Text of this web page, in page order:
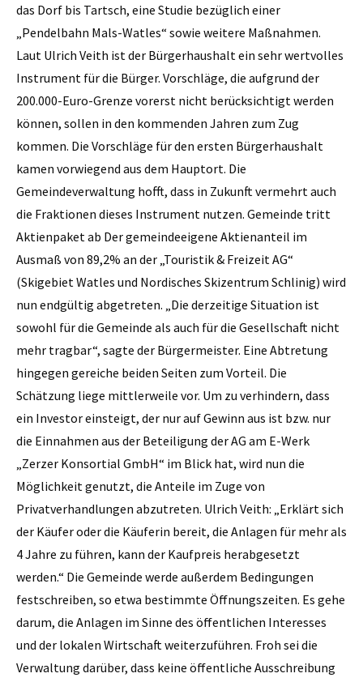
das Dorf bis Tartsch, eine Studie bezüglich einer
„Pendelbahn Mals-Watles“ sowie weitere Maßnahmen.
Laut ­Ulrich Veith ist der Bürgerhaushalt ein sehr wertvolles
Instrument für die Bürger. Vorschläge, die aufgrund der
200.000-Euro-Grenze vorerst nicht berücksichtigt werden
können, sollen in den kommenden Jahren zum Zug
kommen. Die Vorschläge für den ersten Bürgerhaushalt
kamen vorwiegend aus dem Hauptort. Die
Gemeindeverwaltung hofft, dass in Zukunft vermehrt auch
die Fraktionen dieses Instrument nutzen. Gemeinde tritt
Aktienpaket ab Der gemeindeeigene Aktien­anteil im
Ausmaß von 89,2% an der „Touristik & Freizeit AG“
(Skigebiet Watles und Nordisches Skizentrum Schlinig) wird
nun endgültig abgetreten. „Die derzeitige Situation ist
sowohl für die Gemeinde als auch für die Gesellschaft nicht
mehr tragbar“, sagte der Bürgermeister. Eine Abtretung
hingegen gereiche beiden Seiten zum Vorteil. Die
Schätzung liege mittlerweile vor. Um zu verhindern, dass
ein Investor einsteigt, der nur auf Gewinn aus ist bzw. nur
die Einnahmen aus der Beteiligung der AG am E-Werk
„Zerzer Konsortial GmbH“ im Blick hat, wird nun die
Möglichkeit genutzt, die Anteile im Zuge von
Privatverhandlungen abzutreten. Ulrich Veith: „Erklärt sich
der Käufer oder die Käuferin bereit, die Anlagen für mehr als
4 Jahre zu führen, kann der Kaufpreis herabgesetzt
werden.“ Die Gemeinde werde außerdem Bedingungen
festschreiben, so etwa bestimmte Öffnungszeiten. Es gehe
darum, die Anlagen im Sinne des öffentlichen Interesses
und der lokalen Wirtschaft weiterzuführen. Froh sei die
Verwaltung darüber, dass keine öffentliche Ausschreibung